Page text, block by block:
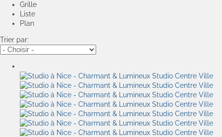
Grille
Liste
Plan
Trier par: